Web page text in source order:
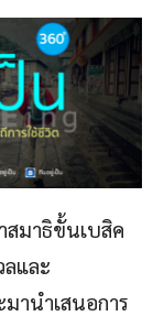
สมาธิขั้นเบสิค
และ
านำเสนอการ